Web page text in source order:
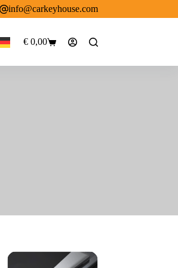
info@carkeyhouse.com
Winkelwagen
€0,00